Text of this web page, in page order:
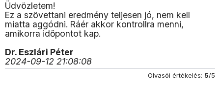
Üdvözletem!
Ez a szövettani eredmény teljesen jó, nem kell
miatta aggódni. Ráér akkor kontrollra menni,
amikorra időpontot kap.
Dr. Eszlári Péter
2024-09-12 21:08:08
Olvasói értékelés: 5/5